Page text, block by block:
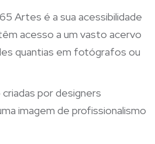
Artes é a sua acessibilidade
acesso a um vasto acervo
quantias em fotógrafos ou
por designers
imagem de profissionalismo